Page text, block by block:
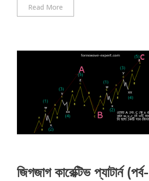
Read More
জিগজাগ কারেক্টিভ প্যাটার্ন